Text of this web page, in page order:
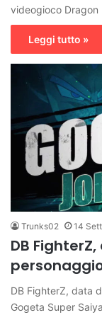
videogioco Dragon
Leggi tutto »
Trunks02 14
DB
DB FighterZ, data
Gogeta Super